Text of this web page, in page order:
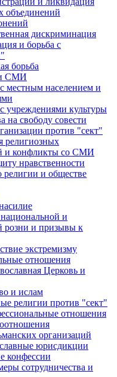
объединений
дискриминация
и борьба с
борьба
и СМИ
местным населением и
учреждениями культуры
на свободу совести
против "сект"
религиозных
и конфликты со СМИ
нравственности
религии и обществе
и
розни и призывы к
экстремизму
отношения
Церковь и
и ислам
религии против "сект"
отношения
организаций
юрисдикции
конфессии
сотрудничества и